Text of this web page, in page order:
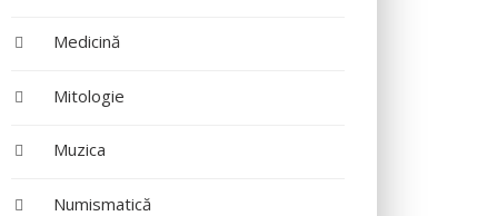
Medicină
Mitologie
Muzica
Numismatică